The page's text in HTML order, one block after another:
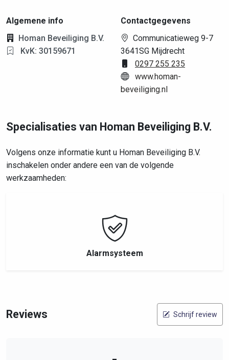
Algemene info
Homan Beveiliging B.V.
KvK: 30159671
Contactgegevens
Communicatieweg 9-7
3641SG Mijdrecht
0297 255 235
www.homan-
beveiliging.nl
Specialisaties van Homan Beveiliging B.V.
Volgens onze informatie kunt u Homan Beveiliging B.V.
inschakelen onder andere een van de volgende
werkzaamheden:
Alarmsysteem
Reviews Schrijf review